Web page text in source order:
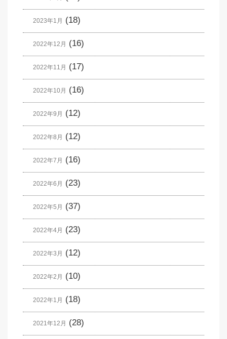
2023年1月 (18)
2022年12月 (16)
2022年11月 (17)
2022年10月 (16)
2022年9月 (12)
2022年8月 (12)
2022年7月 (16)
2022年6月 (23)
2022年5月 (37)
2022年4月 (23)
2022年3月 (12)
2022年2月 (10)
2022年1月 (18)
2021年12月 (28)